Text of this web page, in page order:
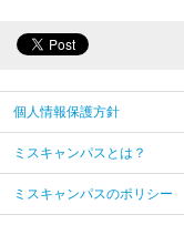
個人情報保護方針
ミスキャンパスとは？
ミスキャンパスのポリシー